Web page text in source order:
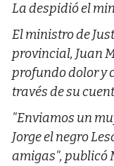
La despidió el
El ministro de
provincial, Juan
profundo dolor y
través de su
"Enviamos un
Jorge el negro
amigas", publicó